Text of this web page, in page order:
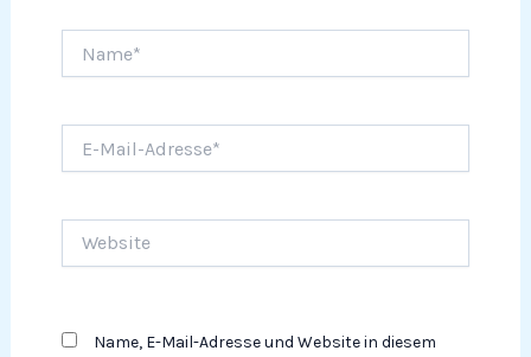
Mail-
Name, E-Mail-Adresse und Website in diesem